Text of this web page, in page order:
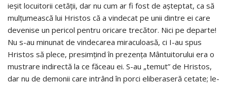
ieşit locuitorii cetăţii, dar nu cum ar fi fost de așteptat, ca să
mulţumească lui Hristos că a vindecat pe unii dintre ei care
devenise un pericol pentru oricare trecător. Nici pe departe!
Nu s-au minunat de vindecarea miraculoasă, ci I-au spus
Hristos să plece, presimțind în prezenţa Mântuitorului era o
mustrare indirectă la ce făceau ei. S-au „temut” de Hristos,
dar nu de demonii care intrând în porci eliberaseră cetate; le-